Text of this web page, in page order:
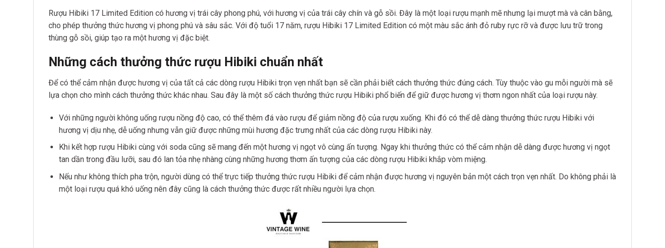
Rượu Hibiki 17 Limited Edition có hương vị trái cây phong phú, với hương vị của trái cây chín và gỗ sồi. Đây là một loại rượu mạnh mẽ nhưng lại mượt mà và cân bằng,
cho phép thưởng thức hương vị phong phú và sâu sắc. Với độ tuổi 17 năm, rượu Hibiki 17 Limited Edition có một màu sắc ánh đỏ ruby rực rỡ và được lưu trữ trong
thùng gỗ sồi, giúp tạo ra một hương vị đặc biệt.
Những cách thưởng thức rượu Hibiki chuẩn nhất
Để có thể cảm nhận được hương vị của tất cả các dòng rượu Hibiki trọn vẹn nhất bạn sẽ cần phải biết cách thưởng thức đúng cách. Tùy thuộc vào gu mỗi người mà sẽ
lựa chọn cho mình cách thưởng thức khác nhau. Sau đây là một số cách thưởng thức rượu Hibiki phổ biến để giữ được hương vị thơm ngon nhất của loại rượu này.
Với những người không uống rượu nồng độ cao, có thể thêm đá vào rượu để giảm nồng độ của rượu xuống. Khi đó có thể dễ dàng thưởng thức rượu Hibiki với
hương vị dịu nhẹ, dễ uống nhưng vẫn giữ được những mùi hương đặc trưng nhất của các dòng rượu Hibiki này.
Khi kết hợp rượu Hibiki cùng với soda cũng sẽ mang đến một hương vị ngọt vô cùng ấn tượng. Ngay khi thưởng thức có thể cảm nhận dễ dàng được hương vị ngọt
tan dần trong đầu lưỡi, sau đó lan tỏa nhẹ nhàng cùng những hương thơm ấn tượng của các dòng rượu Hibiki khắp vòm miệng.
Nếu như không thích pha trộn, người dùng có thể trực tiếp thưởng thức rượu Hibiki để cảm nhận được hương vị nguyên bản một cách trọn vẹn nhất. Do không phải là
một loại rượu quá khó uống nên đây cũng là cách thưởng thức được rất nhiều người lựa chọn.